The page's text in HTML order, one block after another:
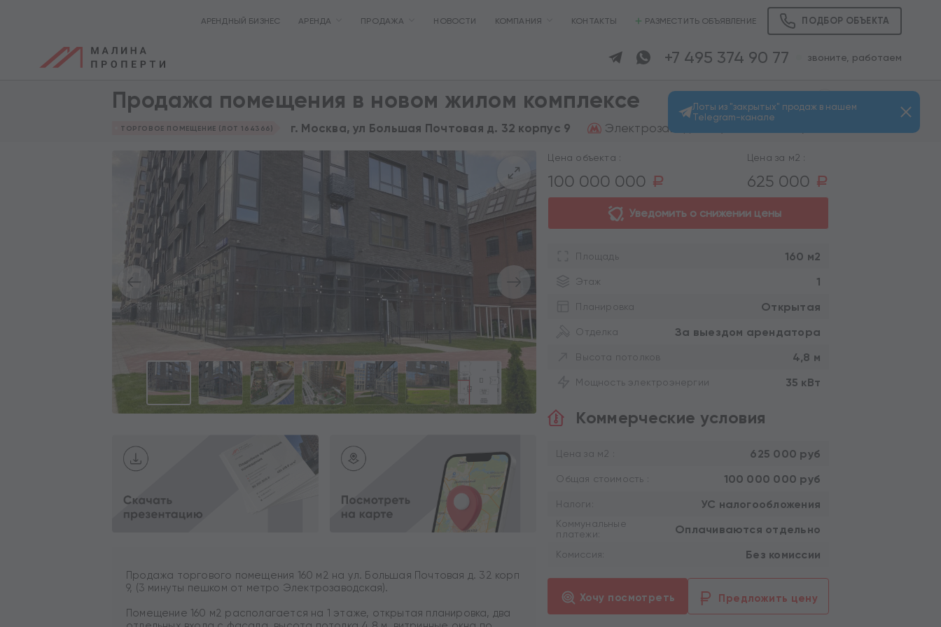
АРЕНДНЫЙ БИЗНЕС АРЕНДА ПРОДАЖА НОВОСТИ КОМПАНИЯ КОНТАКТЫ РАЗМЕСТИТЬ ОБЪЯВЛЕНИЕ ПОДБОР ОБЪЕКТА
+7 495 374 90 77 звоните, работаем
Продажа помещения в новом жилом комплексе
ТОРГОВОЕ ПОМЕЩЕНИЕ (ЛОТ 164366) г. Москва, ул Большая Почтовая д. 32 корпус 9 Электрозаводская (пешком 3 мин.)
Продажа торгового помещения 160 м2 на ул. Большая Почтовая д. 32 корп
9, (3 минуты пешком от метро Электрозаводская).
Помещение 160 м2 располагается на 1 этаже, открытая планировка, два
Цена объекта :
100 000 000 a
Цена за м2 :
625 000 a
Уведомить о снижении цены
Площадь 160 м2
Этаж 1
Планировка Открытая
Отделка За выездом арендатора
Высота потолков 4,8 м
Мощность электроэнергии 35 кВт
Коммерческие условия
Цена за м2 : 625 000 руб
Общая стоимость : 100 000 000 руб
Налоги: УС налогообложения
Коммунальные
платежи:
Оплачиваются отдельно
Комиссия: Без комиссии
Хочу посмотреть Предложить цену
Лоты из "закрытых" продаж в нашем
Telegram-канале